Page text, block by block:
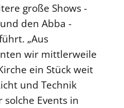
große Shows -
den Abba -
„Aus
wir mittlerweile
ein Stück weit
und Technik
Events in